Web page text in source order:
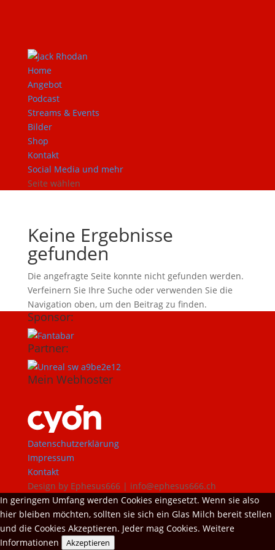
Home
Angebot
Podcast
Streams & Events
Bilder
Shop
Kontakt
Social Media und mehr
Seite wählen
Keine Ergebnisse
gefunden
Die angefragte Seite konnte nicht gefunden werden.
Verfeinern Sie Ihre Suche oder verwenden Sie die
Navigation oben, um den Beitrag zu finden.
Sponsor:
Partner:
Mein Webhoster
Datenschutzerklärung
Impressum
Kontakt
Design by Ephesus666 | info@ephesus666.ch
In geringem Umfang werden Cookies eingesetzt. Wenn sie also
hier bleiben möchten, sollten sie sich ein Glas Milch bereit stellen
und die Cookies Akzeptieren. Jeder mag Cookies. Weitere
Informationen
Akzeptieren